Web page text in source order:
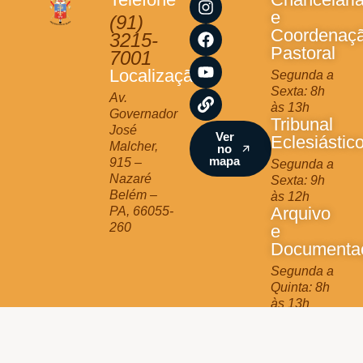
(91)
3215-
7001
Localização
Av.
Governador
José
Malcher,
915 –
Nazaré
Belém –
PA, 66055-
260
n
s
t
a
g
r
a
m
a
c
e
b
o
o
k
o
u
t
u
b
e
i
n
k
Ver
no
mapa
e
Pastoral
Segunda a
Sexta: 8h
às 13h
Tribunal
Segunda a
Sexta: 9h
às 12h
Arquivo
e
Segunda a
Quinta: 8h
às 13h